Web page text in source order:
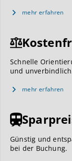
mehr erfahren
Schnelle
und
mehr erfahren
Günstig und
bei der Buchung.